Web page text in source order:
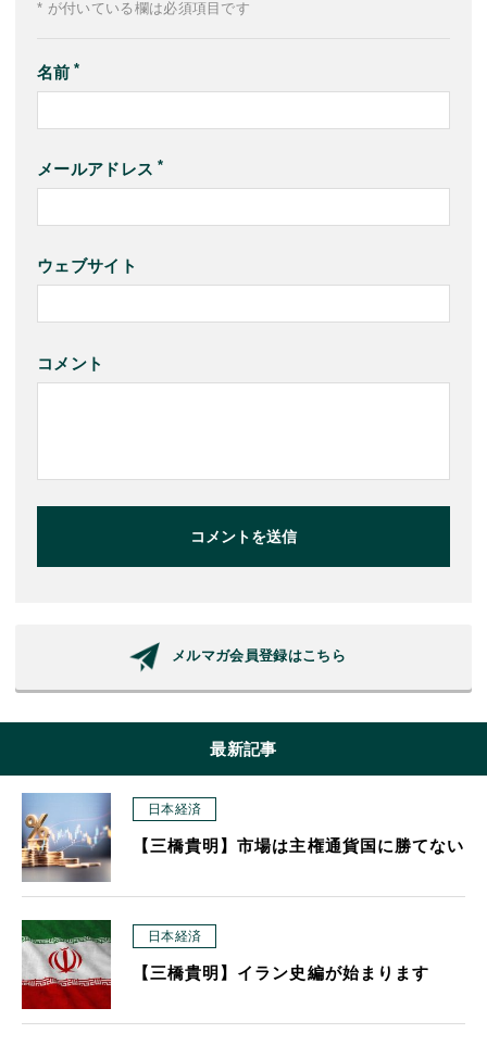
* が付いている欄は必須項目です
名前
メールアドレス
ウェブサイト
コメント
コメントを送信
メルマガ会員登録はこちら
最新記事
日本経済
【三橋貴明】市場は主権通貨国に勝てない
日本経済
【三橋貴明】イラン史編が始まります